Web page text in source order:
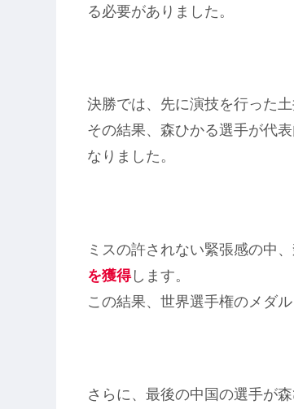
る必要がありました。
決勝では、先に演技を行った
その結果、森ひかる選手が代
なりました。
ミスの許されない緊張感の中
を獲得します。
この結果、世界選手権のメダ
さらに、最後の中国の選手が